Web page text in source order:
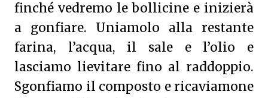
finché vedremo le bollicine e inizierà
a gonfiare. Uniamolo alla restante
farina, l’acqua, il sale e l’olio e
lasciamo lievitare fino al raddoppio.
Sgonfiamo il composto e ricaviamone